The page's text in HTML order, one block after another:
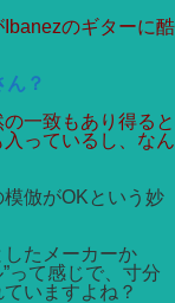
のギターに酷
？
一致もあり得ると
っているし、なん
倣がOKという妙
たメーカーか
って感じで、寸分
いますよね？